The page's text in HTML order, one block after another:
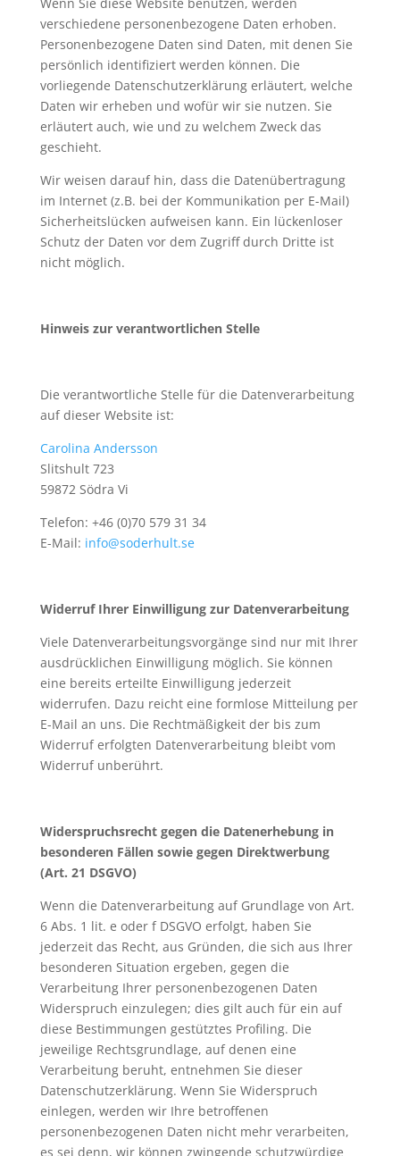
verschiedene personenbezogene Daten erhoben.
Personenbezogene Daten sind Daten, mit denen Sie
persönlich identifiziert werden können. Die
vorliegende Datenschutzerklärung erläutert, welche
Daten wir erheben und wofür wir sie nutzen. Sie
erläutert auch, wie und zu welchem Zweck das
geschieht.
Wir weisen darauf hin, dass die Datenübertragung
im Internet (z.B. bei der Kommunikation per E-Mail)
Sicherheitslücken aufweisen kann. Ein lückenloser
Schutz der Daten vor dem Zugriff durch Dritte ist
nicht möglich.
Hinweis zur verantwortlichen Stelle
Die verantwortliche Stelle für die Datenverarbeitung
auf dieser Website ist:
Carolina Andersson
Slitshult 723
59872 Södra Vi
Telefon: +46 (0)70 579 31 34
E-Mail: info@soderhult.se
Widerruf Ihrer Einwilligung zur Datenverarbeitung
Viele Datenverarbeitungsvorgänge sind nur mit Ihrer
ausdrücklichen Einwilligung möglich. Sie können
eine bereits erteilte Einwilligung jederzeit
widerrufen. Dazu reicht eine formlose Mitteilung per
E-Mail an uns. Die Rechtmäßigkeit der bis zum
Widerruf erfolgten Datenverarbeitung bleibt vom
Widerruf unberührt.
Widerspruchsrecht gegen die Datenerhebung in
besonderen Fällen sowie gegen Direktwerbung
(Art. 21 DSGVO)
Wenn die Datenverarbeitung auf Grundlage von Art.
6 Abs. 1 lit. e oder f DSGVO erfolgt, haben Sie
jederzeit das Recht, aus Gründen, die sich aus Ihrer
besonderen Situation ergeben, gegen die
Verarbeitung Ihrer personenbezogenen Daten
Widerspruch einzulegen; dies gilt auch für ein auf
diese Bestimmungen gestütztes Profiling. Die
jeweilige Rechtsgrundlage, auf denen eine
Verarbeitung beruht, entnehmen Sie dieser
Datenschutzerklärung. Wenn Sie Widerspruch
einlegen, werden wir Ihre betroffenen
personenbezogenen Daten nicht mehr verarbeiten,
es sei denn, wir können zwingende schutzwürdige